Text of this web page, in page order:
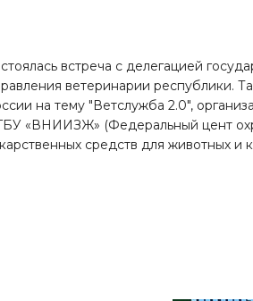
встреча с делегацией
ветеринарии республики.
на тему "Ветслужба 2.0",
«ВНИИЗЖ» (Федеральный цент
средств для животных и